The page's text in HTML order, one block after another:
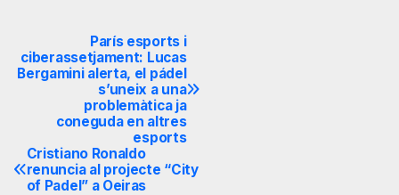
Navegación
de
entradas
París esports i
ciberassetjament: Lucas
Bergamini alerta, el pádel
s’uneix a una
problemàtica ja
coneguda en altres
esports
Cristiano Ronaldo
renuncia al projecte “City
of Padel” a Oeiras